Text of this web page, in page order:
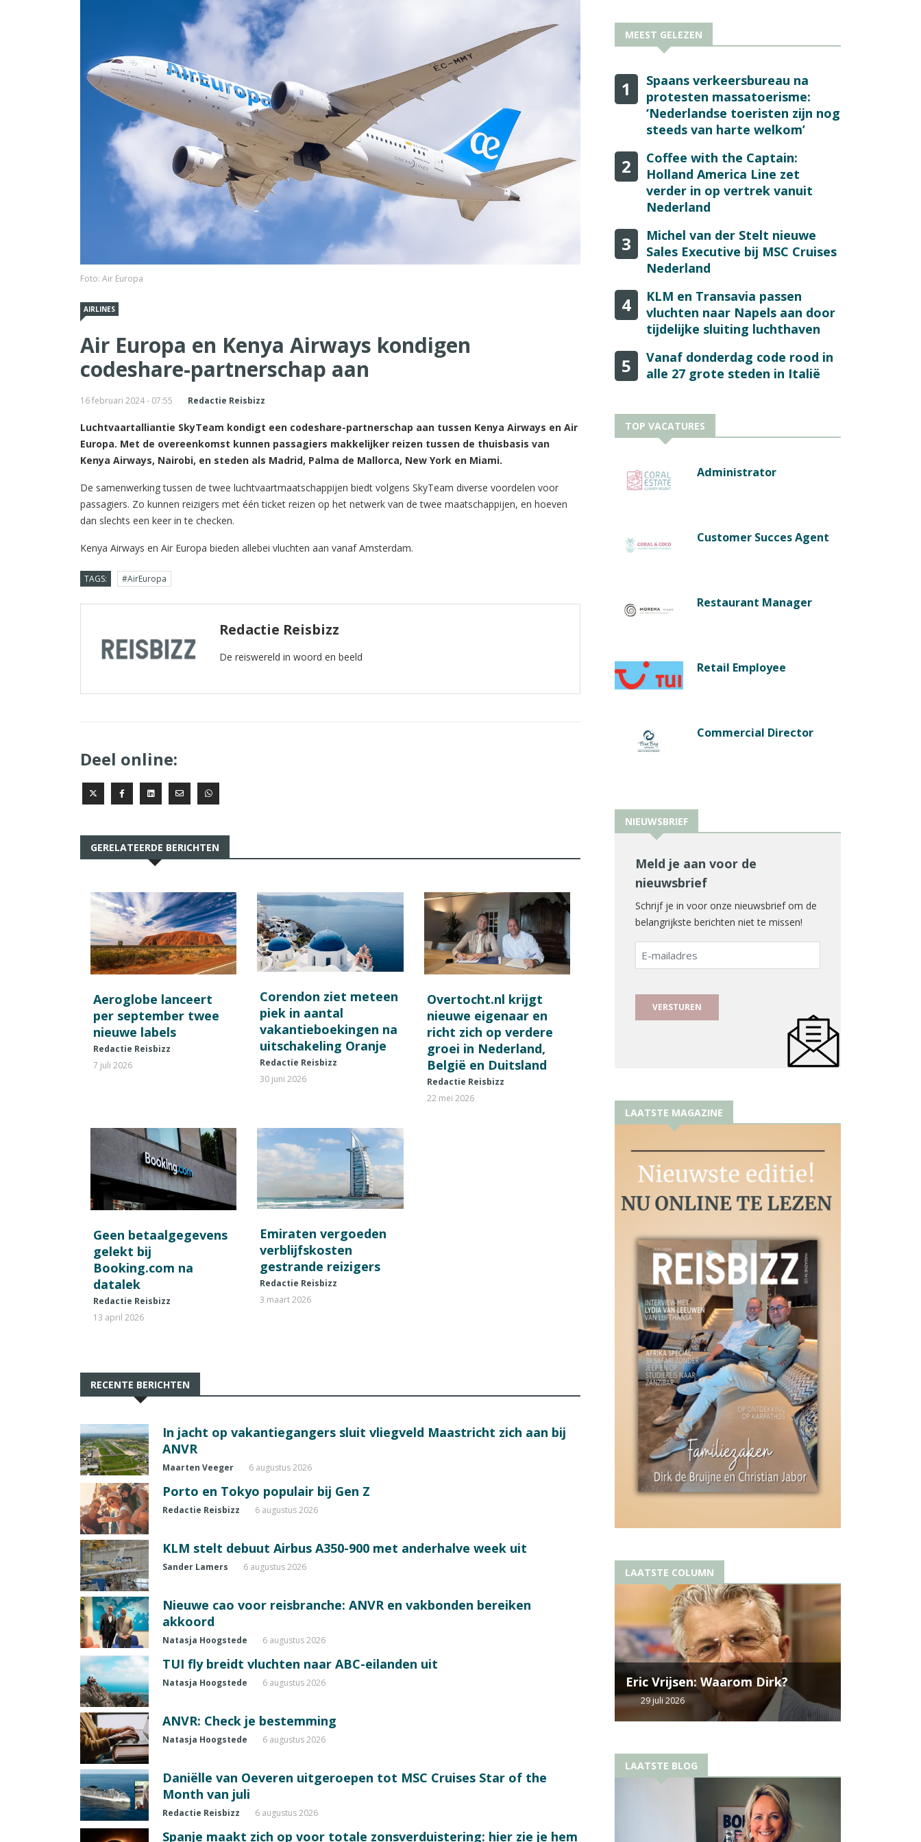
Foto: Air Europa
AIRLINES
Air Europa en Kenya Airways kondigen
codeshare-partnerschap aan
16 februari 2024 - 07:55 Redactie Reisbizz
Luchtvaartalliantie SkyTeam kondigt een codeshare-partnerschap aan tussen Kenya Airways en Air
Europa. Met de overeenkomst kunnen passagiers makkelijker reizen tussen de thuisbasis van
Kenya Airways, Nairobi, en steden als Madrid, Palma de Mallorca, New York en Miami.
De samenwerking tussen de twee luchtvaartmaatschappijen biedt volgens SkyTeam diverse voordelen voor
passagiers. Zo kunnen reizigers met één ticket reizen op het netwerk van de twee maatschappijen, en hoeven
dan slechts een keer in te checken.
Kenya Airways en Air Europa bieden allebei vluchten aan vanaf Amsterdam.
TAGS: #AirEuropa
Redactie Reisbizz
De reiswereld in woord en beeld
Deel online:
GERELATEERDE BERICHTEN
Aeroglobe lanceert
per september twee
nieuwe labels
Redactie Reisbizz
7 juli 2026
Corendon ziet meteen
piek in aantal
vakantieboekingen na
uitschakeling Oranje
Redactie Reisbizz
30 juni 2026
Overtocht.nl krijgt
nieuwe eigenaar en
richt zich op verdere
groei in Nederland,
België en Duitsland
Redactie Reisbizz
22 mei 2026
Geen betaalgegevens
gelekt bij
Booking.com na
datalek
Redactie Reisbizz
13 april 2026
Emiraten vergoeden
verblijfskosten
gestrande reizigers
Redactie Reisbizz
3 maart 2026
RECENTE BERICHTEN
In jacht op vakantiegangers sluit vliegveld Maastricht zich aan bij
ANVR
Maarten Veeger 6 augustus 2026
Porto en Tokyo populair bij Gen Z
Redactie Reisbizz 6 augustus 2026
KLM stelt debuut Airbus A350-900 met anderhalve week uit
Sander Lamers 6 augustus 2026
Nieuwe cao voor reisbranche: ANVR en vakbonden bereiken
akkoord
Natasja Hoogstede 6 augustus 2026
TUI fly breidt vluchten naar ABC-eilanden uit
Natasja Hoogstede 6 augustus 2026
ANVR: Check je bestemming
Natasja Hoogstede 6 augustus 2026
Daniëlle van Oeveren uitgeroepen tot MSC Cruises Star of the
Month van juli
Redactie Reisbizz 6 augustus 2026
Spanje maakt zich op voor totale zonsverduistering: hier zie je hem
MEEST GELEZEN
1
Spaans verkeersbureau na
protesten massatoerisme:
‘Nederlandse toeristen zijn nog
steeds van harte welkom’
2
Coffee with the Captain:
Holland America Line zet
verder in op vertrek vanuit
Nederland
3
Michel van der Stelt nieuwe
Sales Executive bij MSC Cruises
Nederland
4
KLM en Transavia passen
vluchten naar Napels aan door
tijdelijke sluiting luchthaven
5
Vanaf donderdag code rood in
alle 27 grote steden in Italië
TOP VACATURES
Administrator
Customer Succes Agent
Restaurant Manager
Retail Employee
Commercial Director
NIEUWSBRIEF
Meld je aan voor de
nieuwsbrief
Schrijf je in voor onze nieuwsbrief om de
belangrijkste berichten niet te missen!
E-
mailadres
LAATSTE MAGAZINE
LAATSTE COLUMN
Eric Vrijsen: Waarom Dirk?
29 juli 2026
LAATSTE BLOG